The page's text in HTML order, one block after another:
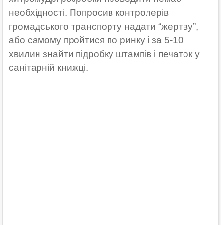
необхідності. Попросив контролерів
громадського транспорту надати “жертву”,
або самому пройтися по ринку і за 5-10
хвилин знайти підробку штампів і печаток у
санітарній книжці.